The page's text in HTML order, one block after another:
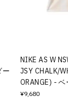
ー
NIKE AS W
JSY CHALK/
ORANGE) - ベ
¥9,680